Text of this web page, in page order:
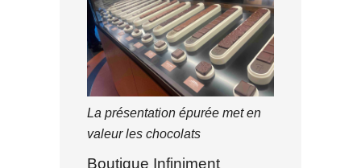
La présentation épurée met en
valeur les chocolats
Boutique Infiniment